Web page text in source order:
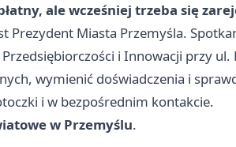
ale wcześniej trzeba się
Prezydent Miasta Przemyśla.
i Innowacji przy ul.
wymienić doświadczenia i
i w bezpośrednim kontakcie.
w Przemyślu.